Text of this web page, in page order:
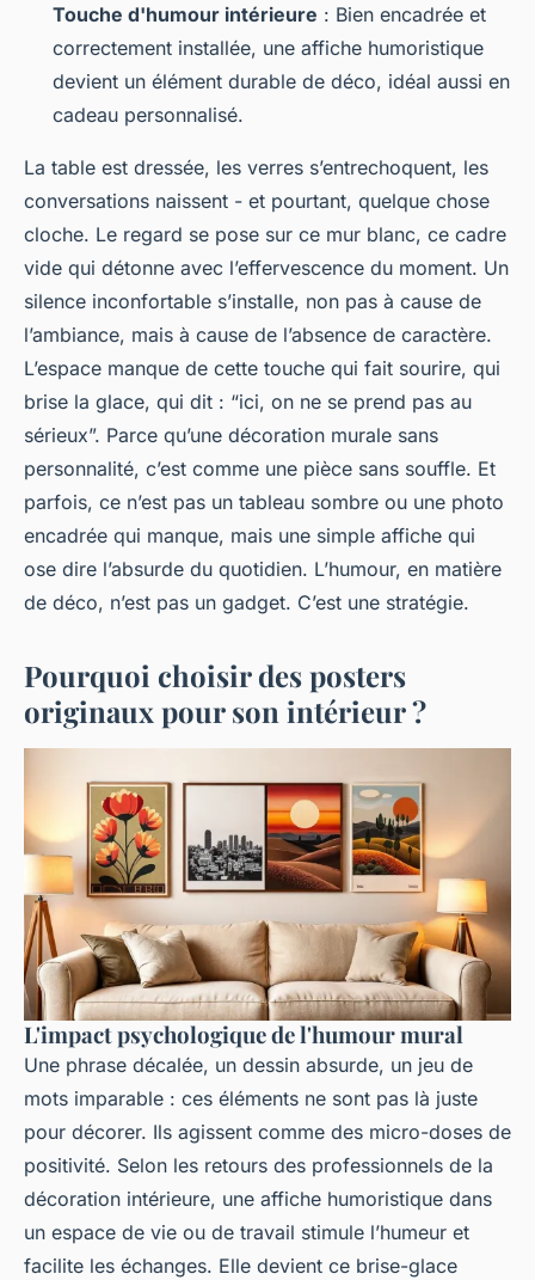
Touche d'humour intérieure : Bien encadrée et
correctement installée, une affiche humoristique
devient un élément durable de déco, idéal aussi en
cadeau personnalisé.
La table est dressée, les verres s’entrechoquent, les
conversations naissent - et pourtant, quelque chose
cloche. Le regard se pose sur ce mur blanc, ce cadre
vide qui détonne avec l’effervescence du moment. Un
silence inconfortable s’installe, non pas à cause de
l’ambiance, mais à cause de l’absence de caractère.
L’espace manque de cette touche qui fait sourire, qui
brise la glace, qui dit : “ici, on ne se prend pas au
sérieux”. Parce qu’une décoration murale sans
personnalité, c’est comme une pièce sans souffle. Et
parfois, ce n’est pas un tableau sombre ou une photo
encadrée qui manque, mais une simple affiche qui
ose dire l’absurde du quotidien. L’humour, en matière
de déco, n’est pas un gadget. C’est une stratégie.
Pourquoi choisir des posters
originaux pour son intérieur ?
L'impact psychologique de l'humour mural
Une phrase décalée, un dessin absurde, un jeu de
mots imparable : ces éléments ne sont pas là juste
pour décorer. Ils agissent comme des micro-doses de
positivité. Selon les retours des professionnels de la
décoration intérieure, une affiche humoristique dans
un espace de vie ou de travail stimule l’humeur et
facilite les échanges. Elle devient ce brise-glace